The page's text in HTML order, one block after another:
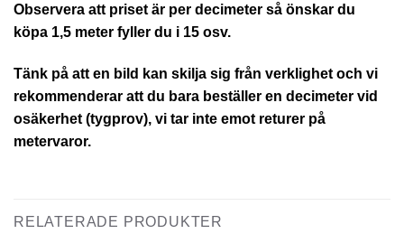
Observera att priset är per decimeter så önskar du
köpa 1,5 meter fyller du i 15 osv.
Tänk på att en bild kan skilja sig från verklighet och vi
rekommenderar att du bara beställer en decimeter vid
osäkerhet (tygprov), vi tar inte emot returer på
metervaror.
RELATERADE PRODUKTER